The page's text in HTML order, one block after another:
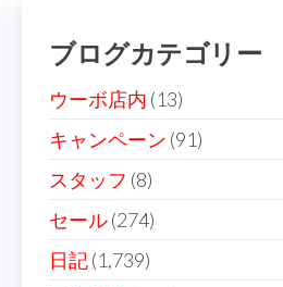
ブログカテゴリー
ウーボ店内 (13)
キャンペーン (91)
スタッフ (8)
セール(274)
日記(1,739)